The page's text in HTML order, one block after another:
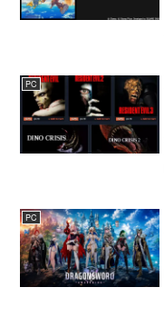
PC
PC